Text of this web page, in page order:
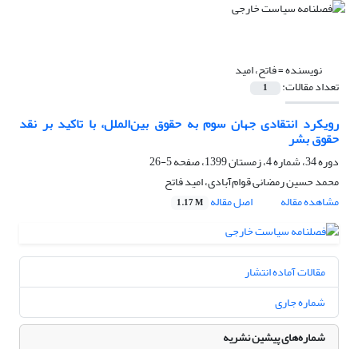
نویسنده =فاتح، امید
تعداد مقالات: 1
رویکرد انتقادی جهان سوم به حقوق بین‌الملل، با تاکید بر نقد
حقوق بشر
دوره 34، شماره 4، زمستان 1399، صفحه
5-26
محمد حسین رمضانی قوام‌آبادی، امید فاتح
مشاهده مقاله
اصل مقاله 1.17 M
مقالات آماده انتشار
شماره جاری
شماره‌های پیشین نشریه